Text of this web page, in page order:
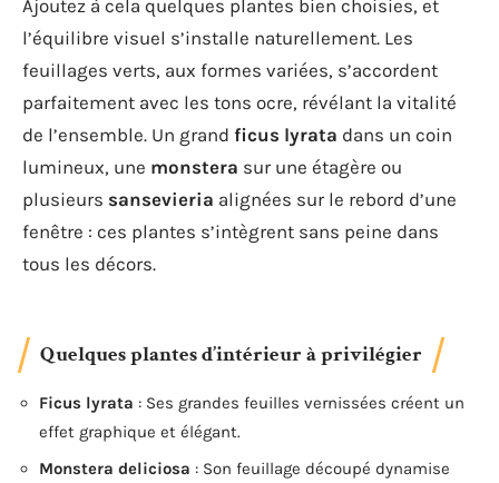
Ajoutez à cela quelques plantes bien choisies, et
l’équilibre visuel s’installe naturellement. Les
feuillages verts, aux formes variées, s’accordent
parfaitement avec les tons ocre, révélant la vitalité
de l’ensemble. Un grand ficus lyrata dans un coin
lumineux, une monstera sur une étagère ou
plusieurs sansevieria alignées sur le rebord d’une
fenêtre : ces plantes s’intègrent sans peine dans
tous les décors.
Quelques plantes d’intérieur à privilégier
Ficus lyrata : Ses grandes feuilles vernissées créent un
effet graphique et élégant.
Monstera deliciosa : Son feuillage découpé dynamise